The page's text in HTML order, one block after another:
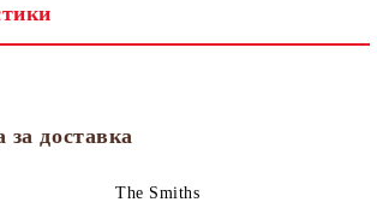
доставка
The Smiths